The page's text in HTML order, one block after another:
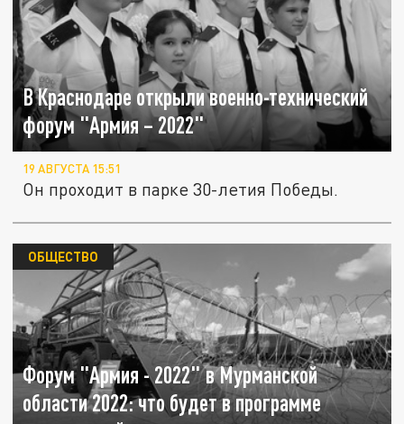
В Краснодаре открыли военно-технический
форум "Армия – 2022"
19 АВГУСТА 15:51
Он проходит в парке 30-летия Победы.
Форум "Армия - 2022" в Мурманской
области 2022: что будет в программе
ОБЩЕСТВО